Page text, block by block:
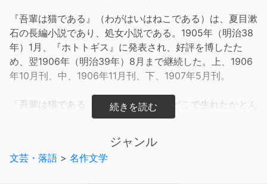
『吾輩は猫である』（わがはいはねこである）は、夏目漱
石の長編小説であり、処女小説である。1905年（明治38
年）1月、『ホトトギス』に発表され、好評を博したた
め、翌1906年（明治39年）8月まで継続した。上、1906
年10月刊、中、1906年11月刊、下、1907年5月刊。
「吾輩は猫である。名前はまだ無い。どこで生れたかとん
と見当がつかぬ。」という書き出しで始まり、中学校の英
輩」の視点から、珍野一家や、そこに集う彼の友人や門下
の書生たち、「太平の逸民」（第二話、第三話）の人間模
ジャンル
文芸・落語 > 名作文学